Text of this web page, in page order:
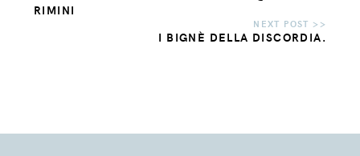
RIMINI
I BIGNÈ DELLA DISCORDIA.